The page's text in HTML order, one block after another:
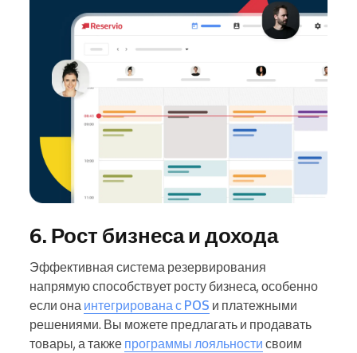
6. Рост бизнеса и дохода
Эффективная система резервирования
напрямую способствует росту бизнеса, особенно
если она интегрирована с POS и платежными
решениями. Вы можете предлагать и продавать
товары, а также программы лояльности своим